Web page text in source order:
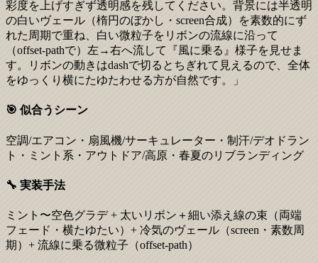
彩度を上げすぎず透明感を残してください。背景には半透明
の白いヴェール（楕円のぼかし・screen合成）を素数的にず
れた周期で重ね、白い微粒子をリボンの流線に沿って
（offset-pathで）左→右へ流して『風に乗る』様子を見せま
す。リボンの動きはdashで切るとちぎれて見えるので、全体
をゆっくり横にたゆたわせる方が自然です。」
🎯 似合うシーン
空調/エアコン・扇風機/サーキュレーター・制汗/デオドラン
ト・ミント系・アウトドア/高原・春夏のリブランディング
🔧 実装手法
ミント〜空色グラデ + 太いリボン＋細い添え線の束（両端
フェード・横たゆたい）+ 冷気のヴェール（screen・素数周
期）+ 流線に乗る微粒子（offset-path）